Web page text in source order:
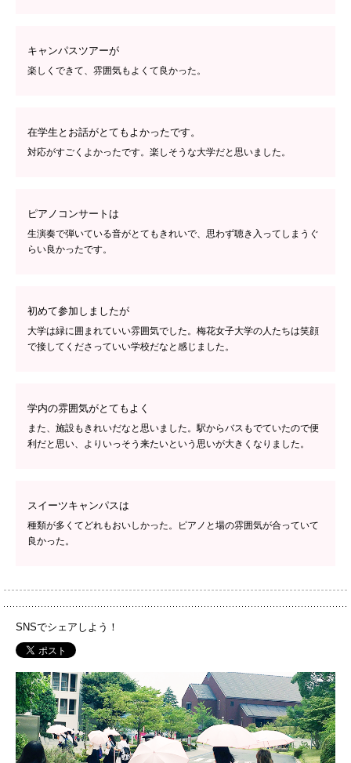
キャンパスツアーが
楽しくできて、雰囲気もよくて良かった。
在学生とお話がとてもよかったです。
対応がすごくよかったです。楽しそうな大学だと思いました。
ピアノコンサートは
生演奏で弾いている音がとてもきれいで、思わず聴き入ってしまうぐ
らい良かったです。
初めて参加しましたが
大学は緑に囲まれていい雰囲気でした。梅花女子大学の人たちは笑顔
で接してくださっていい学校だなと感じました。
学内の雰囲気がとてもよく
また、施設もきれいだなと思いました。駅からバスもでていたので便
利だと思い、よりいっそう来たいという思いが大きくなりました。
スイーツキャンパスは
種類が多くてどれもおいしかった。ピアノと場の雰囲気が合っていて
良かった。
SNSでシェアしよう！